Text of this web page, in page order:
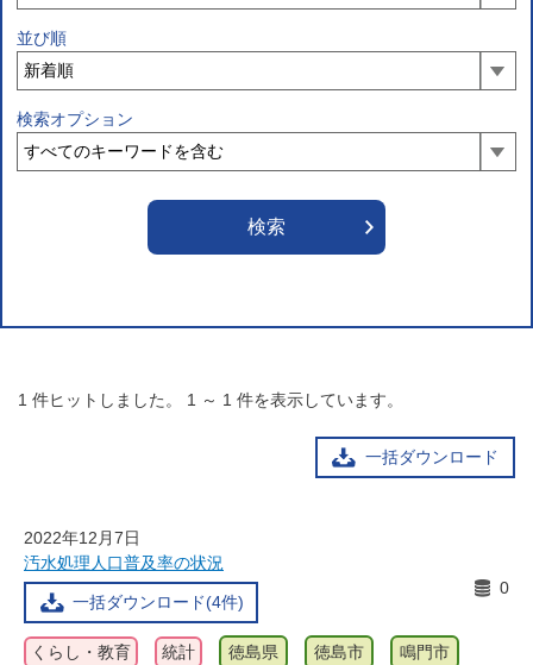
並び順
検索オプション
1 件ヒットしました。 1 ～ 1 件を表示しています。
一括ダウンロード
2022年12月7日
汚水処理人口普及率の状況
一括ダウンロード(4件)
0
くらし・教育 統計 徳島県 徳島市 鳴門市